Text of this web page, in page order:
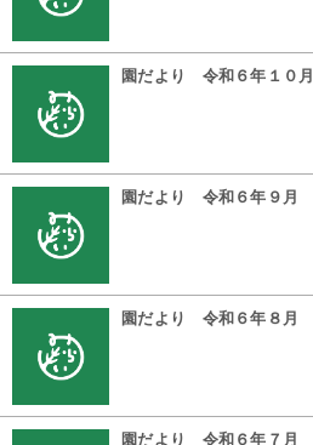
園だより 令和６年１０月
園だより 令和６年９月
園だより 令和６年８月
園だより 令和６年７月